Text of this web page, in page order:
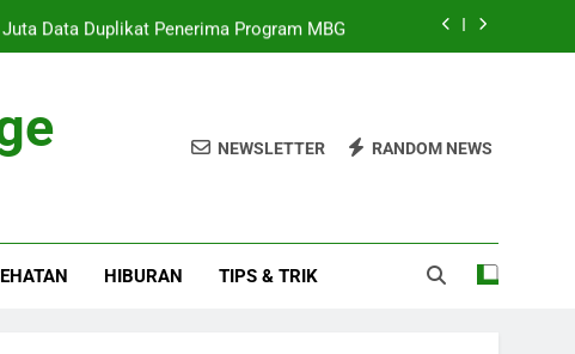
Juta Data Duplikat Penerima Program MBG
Tunggu 8 Jam di IGD, Orangtua Protes
Setia Temani Ruben Onsu di Masa Sakit
NEWSLETTER RANDOM NEWS
HIBURAN TIPS & TRIK